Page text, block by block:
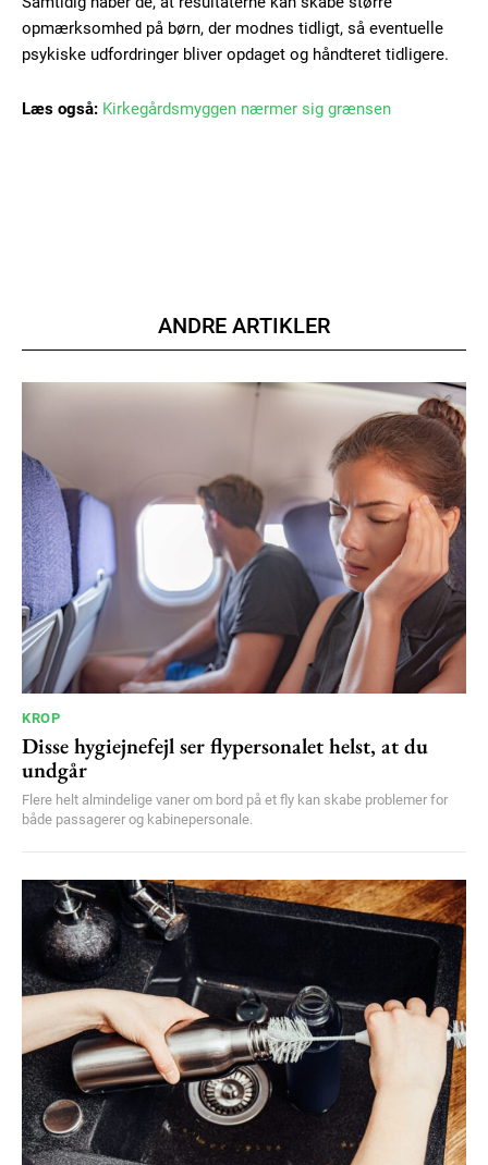
Praesent euismod ac
Ut mollis pellentesque tortor
Nullam eu erat condimentum
YEARLY PRICING MONTHLY PRICING
opmærksomhed på børn, der modnes tidligt, så eventuelle
psykiske udfordringer bliver opdaget og håndteret tidligere.
Læs også: Kirkegårdsmyggen nærmer sig grænsen
ANDRE ARTIKLER
KROP
Disse hygiejnefejl ser flypersonalet helst, at du
undgår
Flere helt almindelige vaner om bord på et fly kan skabe problemer for
både passagerer og kabinepersonale.